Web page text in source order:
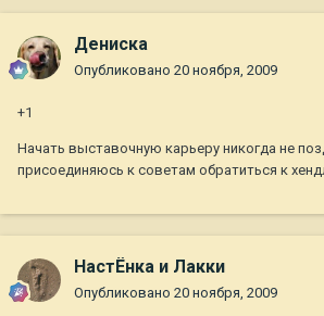
Дениска
Опубликовано 20 ноября, 2009
+1
Начать выставочную карьеру никогда не
присоединяюсь к советам обратиться к
НастЁнка и Лакки
Опубликовано 20 ноября, 2009